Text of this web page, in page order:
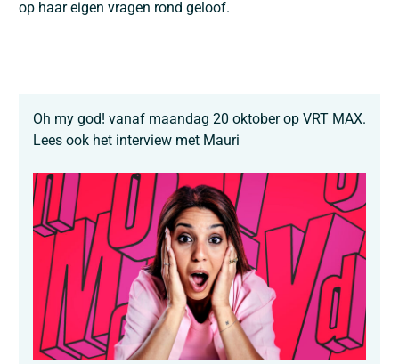
op haar eigen vragen rond geloof.
Oh my god! vanaf maandag 20 oktober op VRT MAX.
Lees ook het interview met Mauri